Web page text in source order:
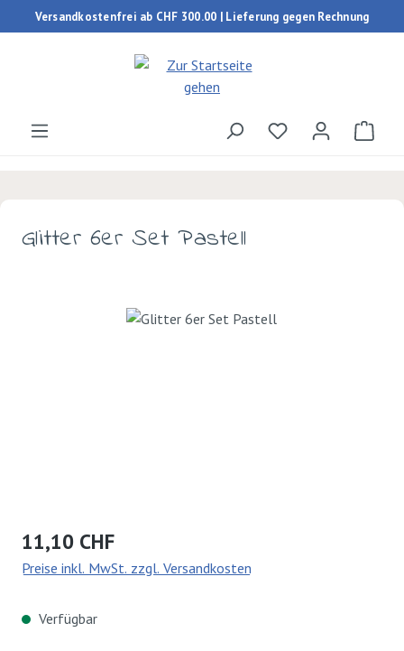
Zum Hauptinhalt springen
Versandkostenfrei ab CHF 300.00 | Lieferung gegen Rechnung
Du hast 0
Glitter 6er Set Pastell
Bildergalerie überspringen
Regulärer Preis:
11,10 CHF
Preise inkl. MwSt. zzgl. Versandkosten
Verfügbar